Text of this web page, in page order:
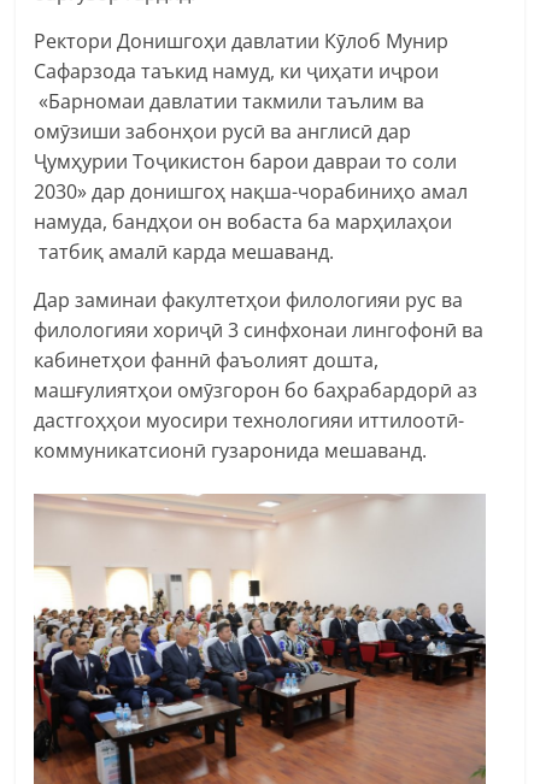
Ректори Донишгоҳи давлатии Кӯлоб Мунир
Сафарзода таъкид намуд, ки ҷиҳати иҷрои
«Барномаи давлатии такмили таълим ва
омӯзиши забонҳои русӣ ва англисӣ дар
Ҷумҳурии Тоҷикистон барои давраи то соли
2030» дар донишгоҳ нақша-чорабиниҳо амал
намуда, бандҳои он вобаста ба марҳилаҳои
татбиқ амалӣ карда мешаванд.
Дар заминаи факултетҳои филологияи рус ва
филологияи хориҷӣ 3 синфхонаи лингофонӣ ва
кабинетҳои фаннӣ фаъолият дошта,
машғулиятҳои омӯзгорон бо баҳрабардорӣ аз
дастгоҳҳои муосири технологияи иттилоотӣ-
коммуникатсионӣ гузаронида мешаванд.